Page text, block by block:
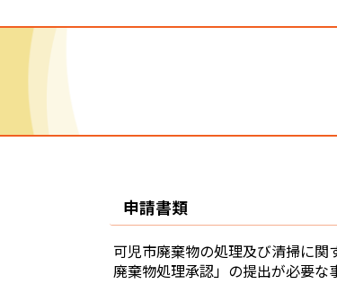
申請書類
可児市廃棄物の処理及び清掃に
廃棄物処理承認」の提出が必要な